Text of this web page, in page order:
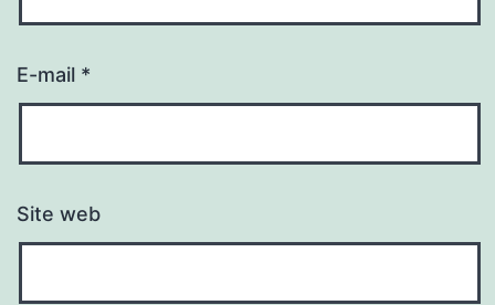
E-mail *
Site web